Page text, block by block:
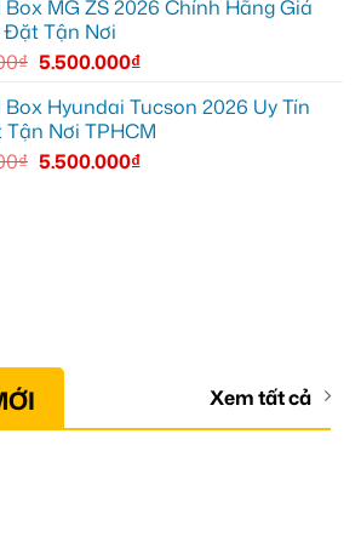
MG ZS 2026 Chính Hãng Giá
Tận Nơi
₫ 5.500.000₫
Hyundai Tucson 2026 Uy Tín
Nơi TPHCM
₫ 5.500.000₫
Xem tất cả